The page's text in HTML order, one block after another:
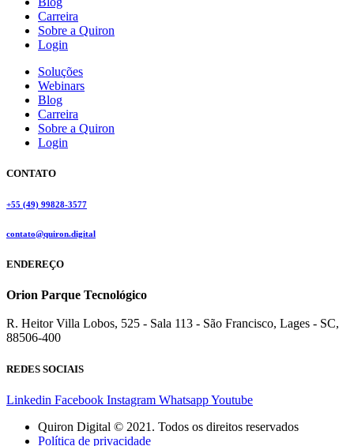
Carreira
Sobre a Quiron
Login
Soluções
Webinars
Blog
Carreira
Sobre a Quiron
Login
CONTATO
+55 (49) 99828-3577
contato@quiron.digital
ENDEREÇO
Orion Parque Tecnológico
R. Heitor Villa Lobos, 525 - Sala 113 - São Francisco, Lages - SC,
88506-400
REDES SOCIAIS
Linkedin Facebook Instagram WhatsappYoutube
Quiron Digital © 2021. Todos os direitos reservados
Política de privacidade